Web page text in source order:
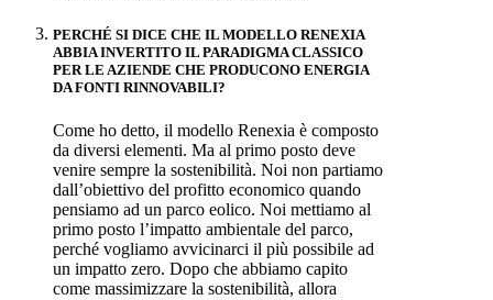
PERCHÉ SI DICE CHE IL MODELLO RENEXIA
ABBIA INVERTITO IL PARADIGMA CLASSICO
PER LE AZIENDE CHE PRODUCONO ENERGIA
DA FONTI RINNOVABILI?
Come ho detto, il modello Renexia è composto
da diversi elementi. Ma al primo posto deve
venire sempre la sostenibilità. Noi non partiamo
dall’obiettivo del profitto economico quando
pensiamo ad un parco eolico. Noi mettiamo al
primo posto l’impatto ambientale del parco,
perché vogliamo avvicinarci il più possibile ad
un impatto zero. Dopo che abbiamo capito
come massimizzare la sostenibilità, allora